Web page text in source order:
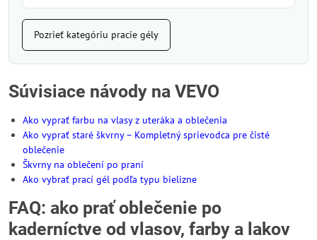
Pozrieť kategóriu pracie gély
Súvisiace návody na VEVO
Ako vyprať farbu na vlasy z uteráka a oblečenia
Ako vyprať staré škvrny – Kompletný sprievodca pre čisté
oblečenie
Škvrny na oblečení po praní
Ako vybrať prací gél podľa typu bielizne
FAQ: ako prať oblečenie po
kaderníctve od vlasov, farby a lakov